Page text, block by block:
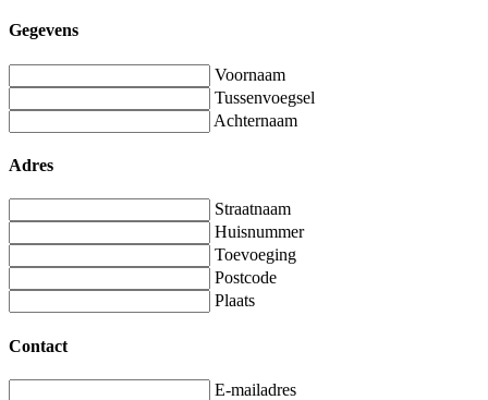
Gegevens
Voornaam
Tussenvoegsel
Achternaam
Adres
Straatnaam
Huisnummer
Toevoeging
Postcode
Plaats
Contact
E-mailadres